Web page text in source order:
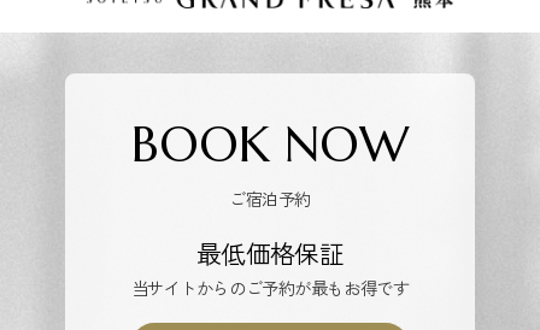
BOOK NOW
ご宿泊予約
最低価格保証
当サイトからのご予約が最もお得です